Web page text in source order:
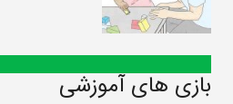
بازی های آموزشی